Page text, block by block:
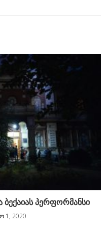
ბექაიას პერფორმანსი
1, 2020